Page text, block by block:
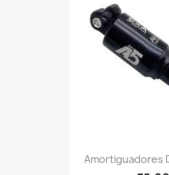
Amortiguadores